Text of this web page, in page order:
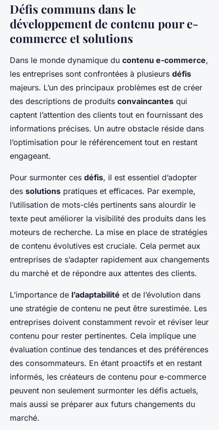
Défis communs dans le
développement de contenu pour e-
commerce et solutions
Dans le monde dynamique du contenu e-commerce,
les entreprises sont confrontées à plusieurs défis
majeurs. L’un des principaux problèmes est de créer
des descriptions de produits convaincantes qui
captent l’attention des clients tout en fournissant des
informations précises. Un autre obstacle réside dans
l’optimisation pour le référencement tout en restant
engageant.
Pour surmonter ces défis, il est essentiel d’adopter
des solutions pratiques et efficaces. Par exemple,
l’utilisation de mots-clés pertinents sans alourdir le
texte peut améliorer la visibilité des produits dans les
moteurs de recherche. La mise en place de stratégies
de contenu évolutives est cruciale. Cela permet aux
entreprises de s’adapter rapidement aux changements
du marché et de répondre aux attentes des clients.
L’importance de l’adaptabilité et de l’évolution dans
une stratégie de contenu ne peut être surestimée. Les
entreprises doivent constamment revoir et réviser leur
contenu pour rester pertinentes. Cela implique une
évaluation continue des tendances et des préférences
des consommateurs. En étant proactifs et en restant
informés, les créateurs de contenu pour e-commerce
peuvent non seulement surmonter les défis actuels,
mais aussi se préparer aux futurs changements du
marché.